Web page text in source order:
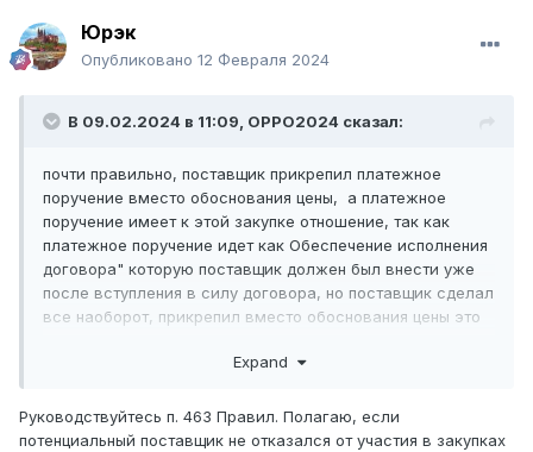
Юрэк
Опубликовано 12 Февраля 2024
В 09.02.2024 в 11:09, OPPO2024 сказал:
почти правильно, поставщик прикрепил платежное
поручение вместо обоснования цены, а платежное
поручение имеет к этой закупке отношение, так как
платежное поручение идет как Обеспечение исполнения
договора" которую поставщик должен был внести уже
после вступления в силу договора, но поставщик сделал
все наоборот, прикрепил вместо обоснования цены это
Expand
Руководствуйтесь п. 463 Правил. Полагаю, если
потенциальный поставщик не отказался от участия в закупках